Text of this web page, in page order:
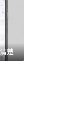
楚